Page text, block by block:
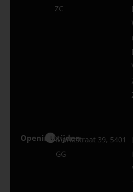
ZC
Openingstijden
Uden
Marktstraat 39, 5401
GG